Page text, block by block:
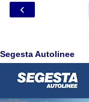
‹
Segesta Autolinee